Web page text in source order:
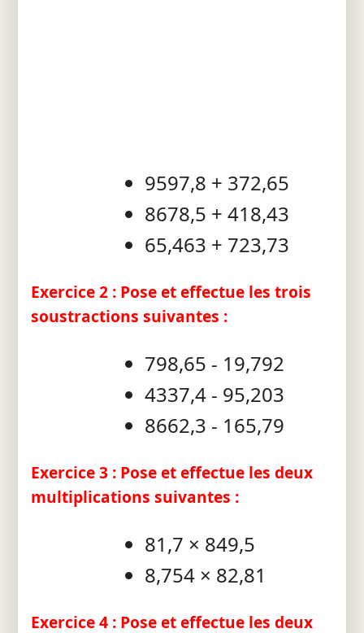
9597,8 + 372,65
8678,5 + 418,43
65,463 + 723,73
Exercice 2 : Pose et effectue les trois
soustractions suivantes :
798,65 - 19,792
4337,4 - 95,203
8662,3 - 165,79
Exercice 3 : Pose et effectue les deux
multiplications suivantes :
81,7 × 849,5
8,754 × 82,81
Exercice 4 : Pose et effectue les deux